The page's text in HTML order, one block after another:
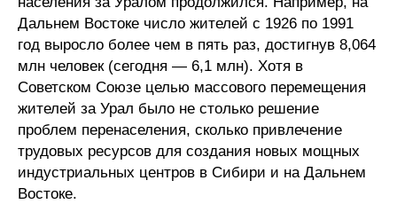
Дальнем Востоке число жителей с 1926 по 1991
год выросло более чем в пять раз, достигнув 8,064
млн человек (сегодня — 6,1 млн). Хотя в
Советском Союзе целью массового перемещения
жителей за Урал было не столько решение
проблем перенаселения, сколько привлечение
трудовых ресурсов для создания новых мощных
индустриальных центров в Сибири и на Дальнем
Востоке.